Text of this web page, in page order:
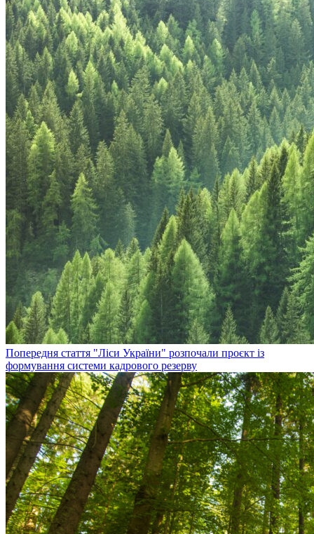
Попередня стаття "Ліси України" розпочали проєкт із
формування системи кадрового резерву